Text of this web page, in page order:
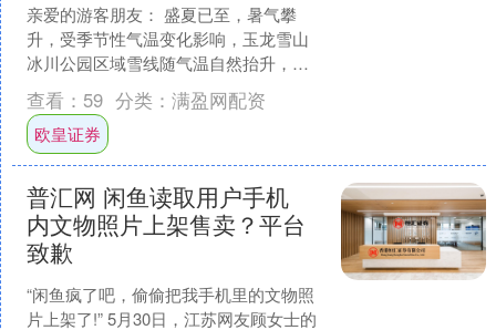
亲爱的游客朋友： 盛夏已至，暑气攀
升，受季节性气温变化影响，玉龙雪山
冰川公园区域雪线随气温自然抬升，
4680米观景平台周边积雪逐步消融，现
阶段冰川公园栈道区域难....
查看： 59 分类： 满盈网配资
欧皇证券
普汇网 闲鱼读取用户手机
内文物照片上架售卖？平台
致歉
“闲鱼疯了吧，偷偷把我手机里的文物照
片上架了!” 5月30日，江苏网友顾女士的